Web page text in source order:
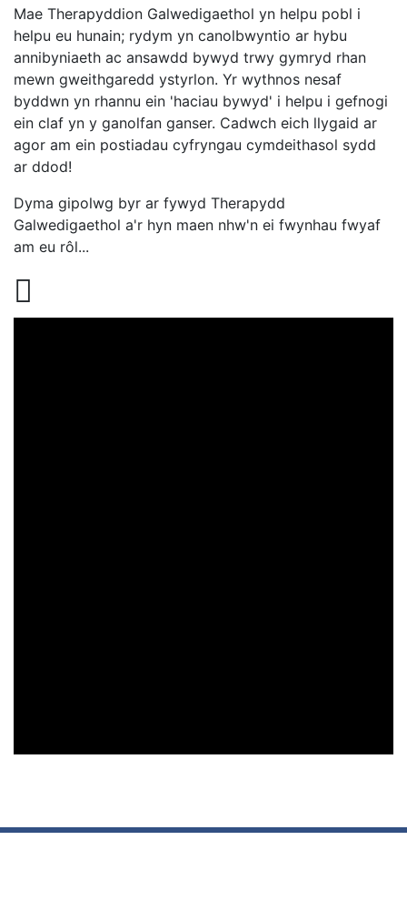
Mae Therapyddion Galwedigaethol yn helpu pobl i
helpu eu hunain; rydym yn canolbwyntio ar hybu
annibyniaeth ac ansawdd bywyd trwy gymryd rhan
mewn gweithgaredd ystyrlon. Yr wythnos nesaf
byddwn yn rhannu ein 'haciau bywyd' i helpu i gefnogi
ein claf yn y ganolfan ganser. Cadwch eich llygaid ar
agor am ein postiadau cyfryngau cymdeithasol sydd
ar ddod!
Dyma gipolwg byr ar fywyd Therapydd
Galwedigaethol a'r hyn maen nhw'n ei fwynhau fwyaf
am eu rôl...